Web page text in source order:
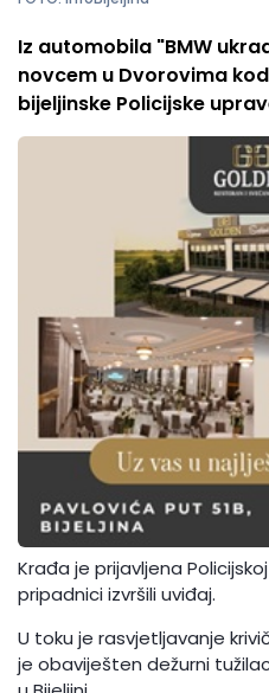
Iz automobila "BMW
novcem u Dvorovima
bijeljinske Policijske
Krađa je prijavljena
pripadnici izvršili uviđaj.
U toku je rasvjetljavanje
je obaviješten dežurni